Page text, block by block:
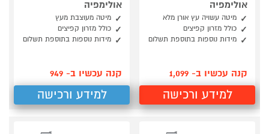
אולימפיה
מיטה עשויה עץ אורן מלא
כולל מזרון קפיצים
מידות נוספות בתוספת תשלום
קנה עכשיו ב- 1,099
למידע ורכישה
אולימפיה
מיטה מעוצבת מעץ
כולל מזרון קפיצים
מידות נוספות בתוספת תשלום
קנה עכשיו ב- 949
למידע ורכישה